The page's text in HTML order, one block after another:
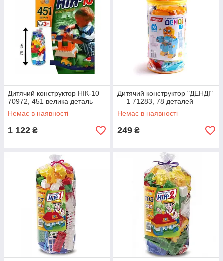
Дитячий конструктор НІК-10
70972, 451 велика деталь
Немає в наявності
1 122 ₴
Дитячий конструктор "ДЕНДІ"
— 1 71283, 78 деталей
Немає в наявності
249 ₴